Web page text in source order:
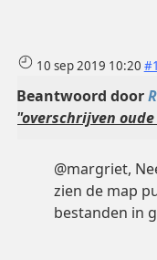
10 sep 2019 10:20
Beantwoord door
"overschrijven
@margriet,
zien de map
bestanden in